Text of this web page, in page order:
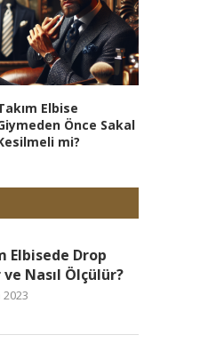
Elbise
Önce Sakal
mi?
Elbisede Drop
Nasıl Ölçülür?
2023